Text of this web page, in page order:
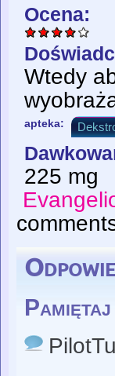
Ocena:
Wtedy
apteka:
225 mg